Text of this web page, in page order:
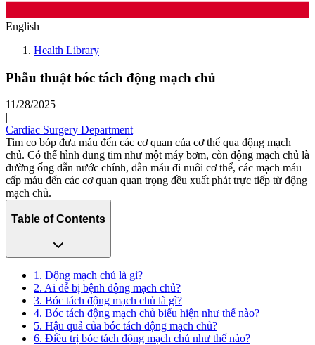
English
Health Library
Phẫu thuật bóc tách động mạch chủ
11/28/2025
|
Cardiac Surgery Department
Tim co bóp đưa máu đến các cơ quan của cơ thể qua động mạch
chủ. Có thể hình dung tim như một máy bơm, còn động mạch chủ là
đường ống dẫn nước chính, dẫn máu đi nuôi cơ thể, các mạch máu
cấp máu đến các cơ quan quan trọng đều xuất phát trực tiếp từ động
mạch chủ.
Table of Contents
1. Động mạch chủ là gì?
2. Ai dễ bị bệnh động mạch chủ?
3. Bóc tách động mạch chủ là gì?
4. Bóc tách động mạch chủ biểu hiện như thế nào?
5. Hậu quả của bóc tách động mạch chủ?
6. Điều trị bóc tách động mạch chủ như thế nào?